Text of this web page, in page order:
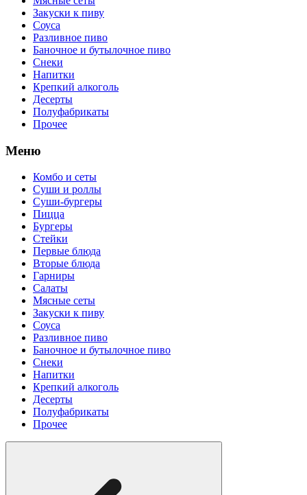
Закуски к пиву
Соуса
Разливное пиво
Баночное и бутылочное пиво
Снеки
Напитки
Крепкий алкоголь
Десерты
Полуфабрикаты
Прочее
Меню
Комбо и сеты
Суши и роллы
Суши-бургеры
Пицца
Бургеры
Стейки
Первые блюда
Вторые блюда
Гарниры
Салаты
Мясные сеты
Закуски к пиву
Соуса
Разливное пиво
Баночное и бутылочное пиво
Снеки
Напитки
Крепкий алкоголь
Десерты
Полуфабрикаты
Прочее